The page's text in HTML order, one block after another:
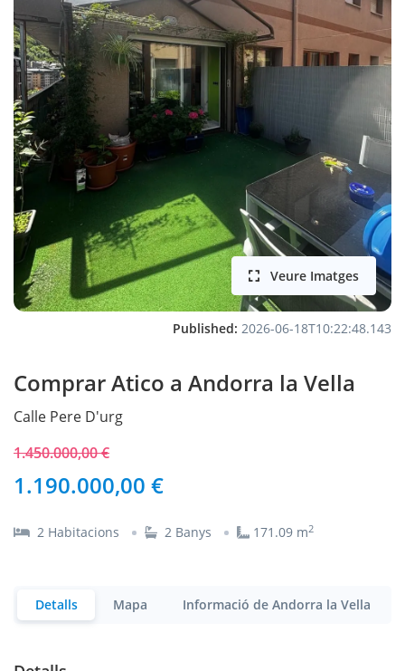
Veure Imatges
Published: 2026-06-18T10:22:48.143
Comprar Atico a Andorra la Vella
Calle Pere D'urg
1.450.000,00 €
1.190.000,00 €
2 Habitacions 2 Banys 171.09 m2
Detalls Mapa Informació de Andorra la Vella